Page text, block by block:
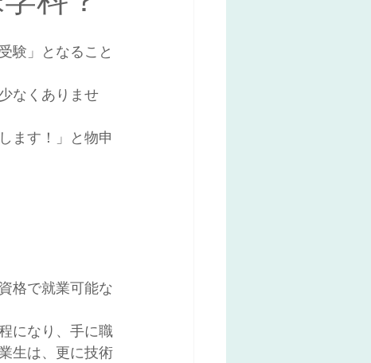
験」となること
なくありませ
ます！」と物申
格で就業可能な
になり、手に職
生は、更に技術